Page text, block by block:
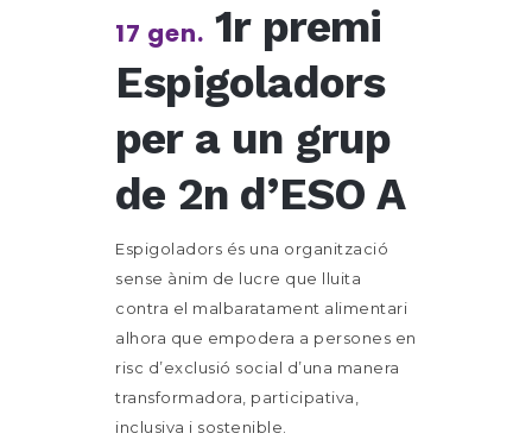
17 gen. 1r premi
Espigoladors
per a un grup
de 2n d’ESO A
Espigoladors és una organització
sense ànim de lucre que lluita
contra el malbaratament alimentari
alhora que empodera a persones en
risc d’exclusió social d’una manera
transformadora, participativa,
inclusiva i sostenible.